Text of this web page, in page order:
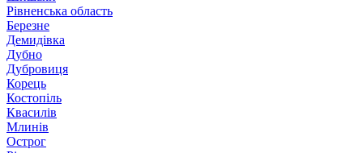
Рівненська область
Березне
Демидівка
Дубно
Дубровиця
Корець
Костопіль
Квасилів
Млинів
Острог